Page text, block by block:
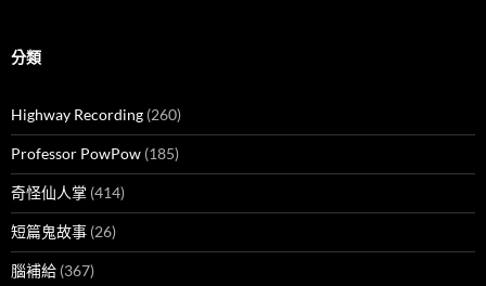
分類
Highway Recording (260)
Professor PowPow (185)
奇怪仙人掌 (414)
短篇鬼故事 (26)
腦補給 (367)